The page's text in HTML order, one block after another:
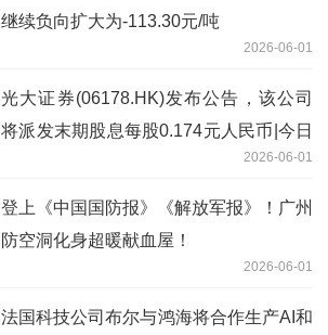
继续负向扩大为-113.30元/吨
2026-06-01
光大证券(06178.HK)发布公告，该公司
将派发末期股息每股0.174元人民币|今日
2026-06-01
登上《中国国防报》《解放军报》！广州
防空洞化身超暖献血屋！
2026-06-01
法国科技公司布尔与鸿海将合作生产AI和